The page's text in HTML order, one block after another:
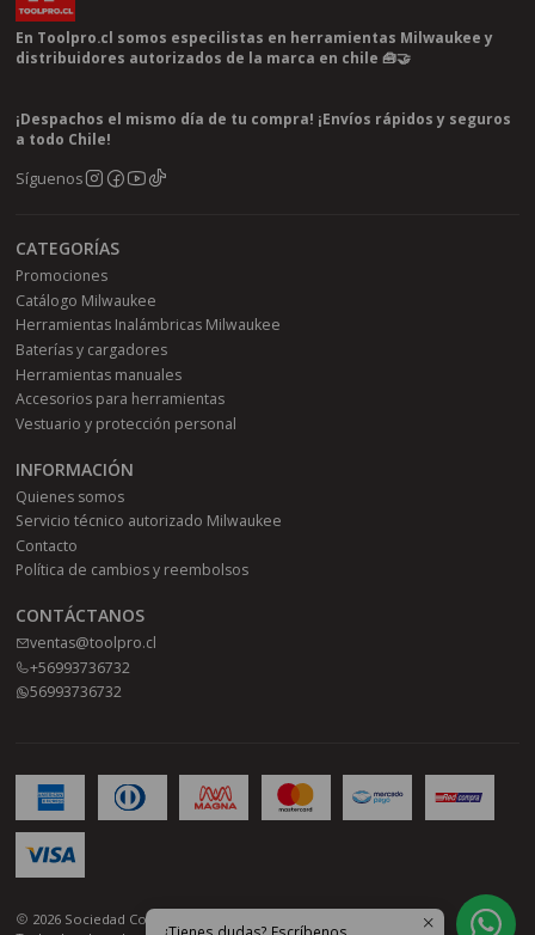
En Toolpro.cl somos especilistas en herramientas Milwaukee y
distribuidores autorizados de la marca en chile 🧰🤝
¡Despachos el mismo día de tu compra! ¡Envíos rápidos y seguros
a todo Chile!
Síguenos
CATEGORÍAS
Promociones
Catálogo Milwaukee
Herramientas Inalámbricas Milwaukee
Baterías y cargadores
Herramientas manuales
Accesorios para herramientas
Vestuario y protección personal
INFORMACIÓN
Quienes somos
Servicio técnico autorizado Milwaukee
Contacto
Política de cambios y reembolsos
CONTÁCTANOS
ventas@toolpro.cl
+56993736732
56993736732
2026 Sociedad Comercial Toolpro SPA.
¿Tienes dudas? Escríbenos